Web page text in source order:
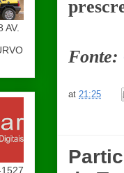
Fonte:
at 21:25
AV.